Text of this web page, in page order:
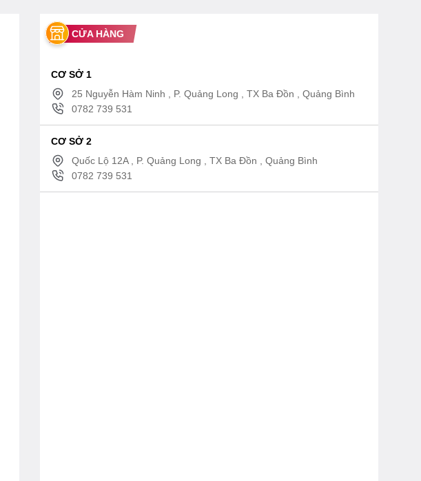
CỬA HÀNG
CƠ SỞ 1
25 Nguyễn Hàm Ninh , P. Quảng Long , TX Ba Đồn , Quảng Bình
0782 739 531
CƠ SỞ 2
Quốc Lộ 12A , P. Quảng Long , TX Ba Đồn , Quảng Bình
0782 739 531